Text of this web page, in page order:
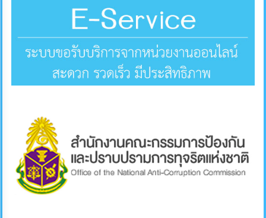
การ
ป้องกัน
การ
ทุจริต
มาตรการ